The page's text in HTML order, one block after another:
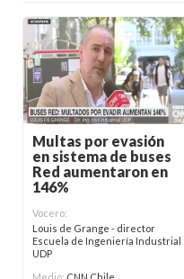
Multas por evasión
en sistema de buses
Red aumentaron en
146%
Vocero:
Louis de Grange - director
Escuela de Ingeniería Industrial
UDP